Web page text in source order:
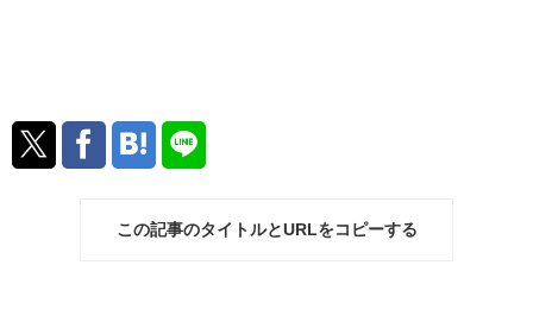
この記事のタイトルとURLをコピーする